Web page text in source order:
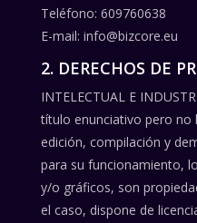
Teléfono: 609760638
E-mail: info@bizcore.eu
2. DERECHOS DE
INTELECTUAL E
título enunciativo pero
edición, compilación y
para su funcionamiento,
y/o gráficos, son
el caso, dispone de